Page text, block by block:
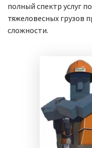
полный спектр услуг
тяжеловесных грузов
сложности.